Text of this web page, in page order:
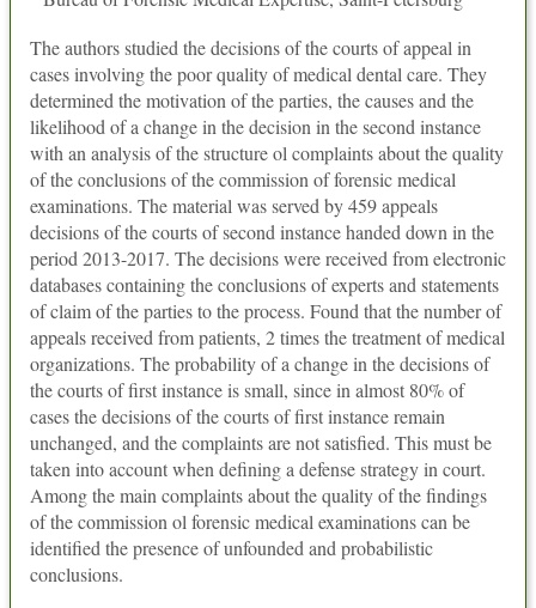
The authors studied the decisions of the courts of appeal in
cases involving the poor quality of medical dental care. They
determined the motivation of the parties, the causes and the
likelihood of a change in the decision in the second instance
with an analysis of the structure ol complaints about the quality
of the conclusions of the commission of forensic medical
examinations. The material was served by 459 appeals
decisions of the courts of second instance handed down in the
period 2013-2017. The decisions were received from electronic
databases containing the conclusions of experts and statements
of claim of the parties to the process. Found that the number of
appeals received from patients, 2 times the treatment of medical
organizations. The probability of a change in the decisions of
the courts of first instance is small, since in almost 80% of
cases the decisions of the courts of first instance remain
unchanged, and the complaints are not satisfied. This must be
taken into account when defining a defense strategy in court.
Among the main complaints about the quality of the findings
of the commission ol forensic medical examinations can be
identified the presence of unfounded and probabilistic
conclusions.